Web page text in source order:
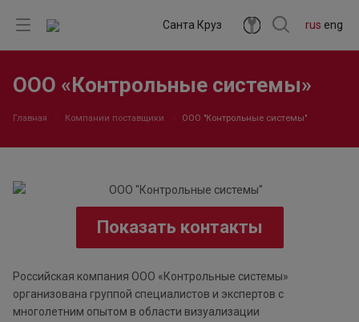
rus eng
Санта Круз
ООО «Контрольные системы»
Главная Компании поставщики ООО "Контрольные системы"
Показать контакты
Российская компания ООО «Контрольные системы»
организована группой специалистов и экспертов с
многолетним опытом в области визуализации